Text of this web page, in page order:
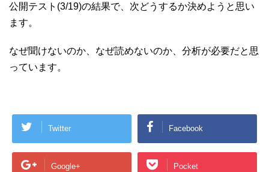
公開テスト(3/19)の結果で、次どうするか決めようと思い
ます。
なぜ聞けないのか、なぜ読めないのか、分析が必要だと思
っています。
Twitter Facebook
Google+ Pocket